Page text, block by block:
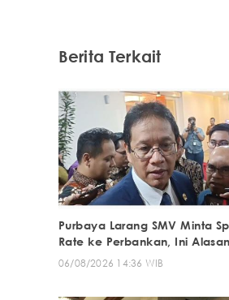
Berita Terkait
Purbaya Larang SMV Minta
Rate ke Perbankan, Ini
06/08/2026 14:36 WIB